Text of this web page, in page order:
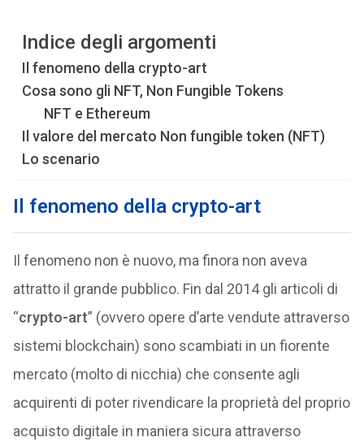
Indice degli argomenti
Il fenomeno della crypto-art
Cosa sono gli NFT, Non Fungible Tokens
NFT e Ethereum
Il valore del mercato Non fungible token (NFT)
Lo scenario
Il fenomeno della crypto-art
Il fenomeno non è nuovo, ma finora non aveva
attratto il grande pubblico. Fin dal 2014 gli articoli di
“crypto-art” (ovvero opere d’arte vendute attraverso
sistemi blockchain) sono scambiati in un fiorente
mercato (molto di nicchia) che consente agli
acquirenti di poter rivendicare la proprietà del proprio
acquisto digitale in maniera sicura attraverso